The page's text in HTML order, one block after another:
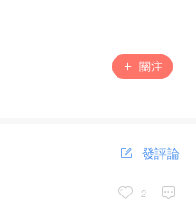
論黎楚楚怎麼努力，沈宴山
楚腦中警報狂響。
關注
發評論
2